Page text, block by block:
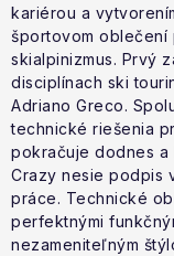
DOPLNKY
NAŠE SLUŽBY
VÝPREDAJ
ZNAČKY
kariérou a
športovom oblečení
skialpinizmus. Prvý
disciplínach ski
Adriano Greco.
technické riešenia
pokračuje dodnes
Crazy nesie podpis
práce. Technické
perfektnými f
nezameniteľným